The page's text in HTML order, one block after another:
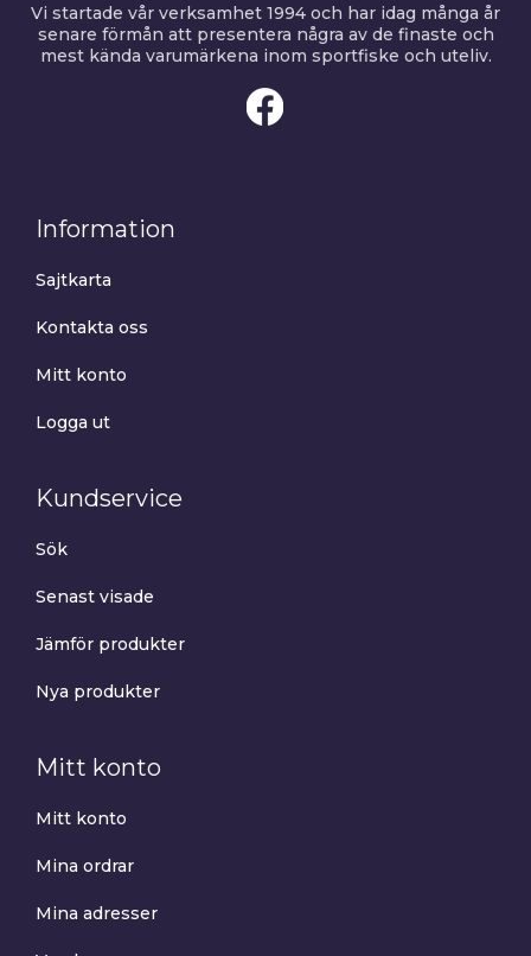
Vi startade vår verksamhet 1994 och har idag många år
senare förmån att presentera några av de finaste och
mest kända varumärkena inom sportfiske och uteliv.
Information
Sajtkarta
Kontakta oss
Mitt konto
Logga ut
Kundservice
Sök
Senast visade
Jämför produkter
Nya produkter
Mitt konto
Mitt konto
Mina ordrar
Mina adresser